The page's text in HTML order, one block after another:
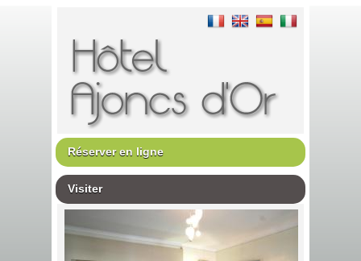
Réserver en ligne
Visiter